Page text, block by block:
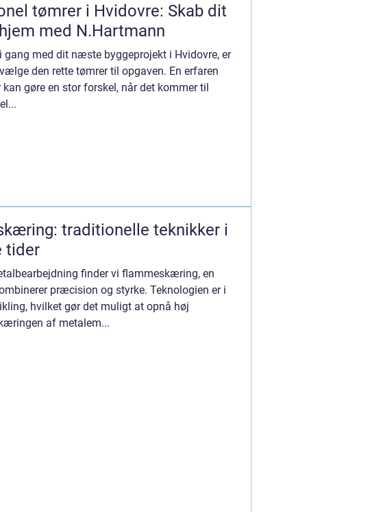
tømrer i Hvidovre: Skab dit
med N.Hartmann
gang med dit næste byggeprojekt i Hvidovre, er
den rette tømrer til opgaven. En erfaren
gøre en stor forskel, når det kommer til
traditionelle teknikker i
tider
finder vi flammeskæring, en
præcision og styrke. Teknologien er i
hvilket gør det muligt at opnå høj
af metalem...